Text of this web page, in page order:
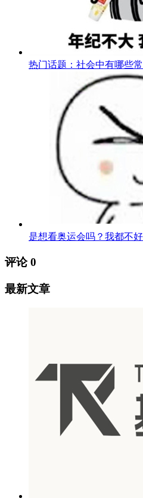
热门话题：社会中有哪些
是想看奥运会吗？我都不
评论0
最新文章